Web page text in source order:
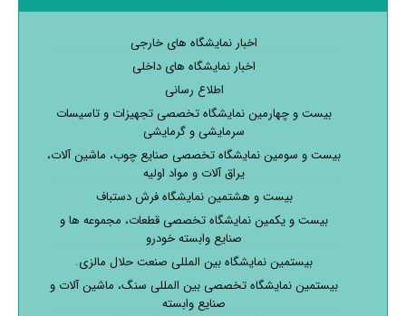
اخبار نمایشگاه های خارجی
اخبار نمایشگاه های داخلی
اطلاع رسانی
بیست و چهارمین نمایشگاه تخصصی تجهیزات و تاسیسات
سرمایشی و گرمایشی
بیست و سومین نمایشگاه تخصصی صنایع چوب، ماشین آلات،
یراق آلات و مواد اولیه
بیست و هشتمین نمایشگاه فرش دستباف
بیست و یکمین نمایشگاه تخصصی قطعات، مجموعه ها و
صنایع وابسته خودرو
بیستمین نمایشگاه بین المللی صنعت حلال مالزی.
بیستمین نمایشگاه تخصصی بین المللی سنگ، ماشین آلات و
صنایع وابسته